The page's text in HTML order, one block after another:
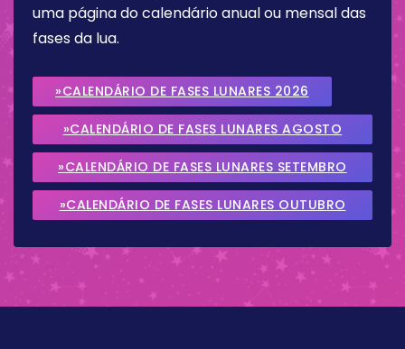
uma página do calendário anual ou mensal das
fases da lua.
»CALENDÁRIO DE FASES LUNARES 2026
»CALENDÁRIO DE FASES LUNARES AGOSTO
2026
»CALENDÁRIO DE FASES LUNARES SETEMBRO
2026
»CALENDÁRIO DE FASES LUNARES OUTUBRO